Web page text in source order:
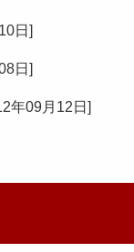
日 ]
日 ]
年09月12日 ]